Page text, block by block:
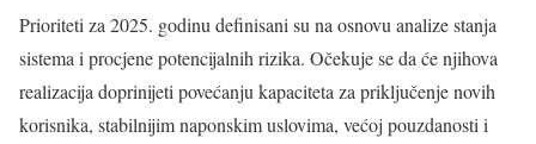
Prioriteti za 2025. godinu definisani su na osnovu analize stanja
sistema i procjene potencijalnih rizika. Očekuje se da će njihova
realizacija doprinijeti povećanju kapaciteta za priključenje novih
korisnika, stabilnijim naponskim uslovima, većoj pouzdanosti i